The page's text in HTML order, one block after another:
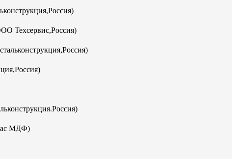
Техсервис,Россия)
МДФ)